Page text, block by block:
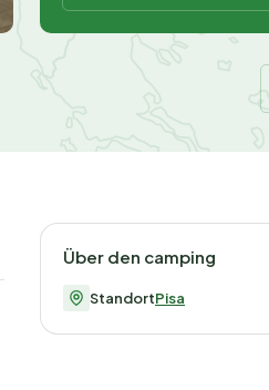
Über den camping
StandortPisa